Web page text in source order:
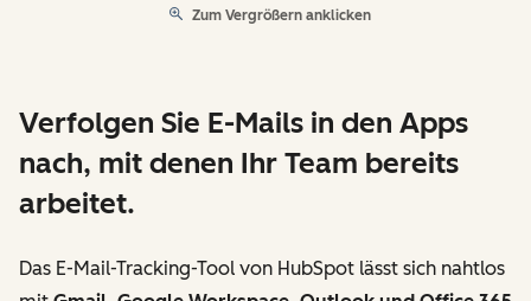
Zum Vergrößern anklicken
Verfolgen Sie E-Mails in den Apps
nach, mit denen Ihr Team bereits
arbeitet.
Das E-Mail-Tracking-Tool von HubSpot lässt sich nahtlos